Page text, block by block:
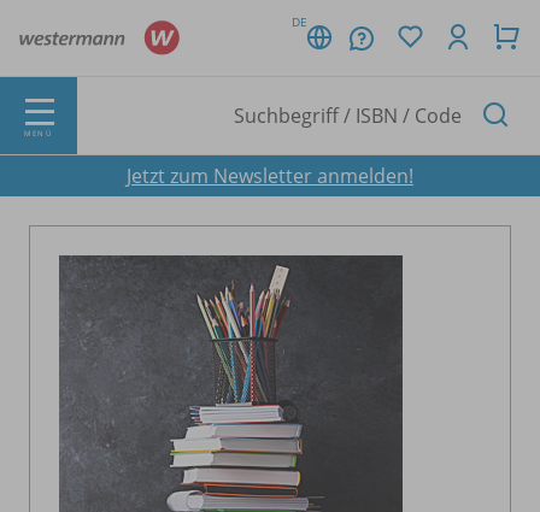
DE
MENÜ
Jetzt zum Newsletter anmelden!